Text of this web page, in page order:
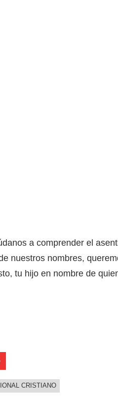
a comprender el
nuestros nombres,
tu hijo en nombre de
CRISTIANO